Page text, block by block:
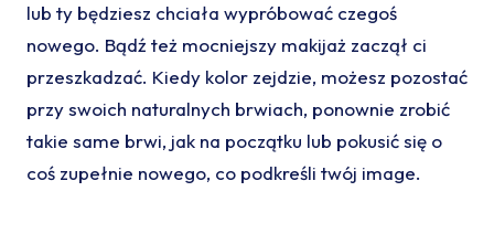
lub ty będziesz chciała wypróbować czegoś
nowego. Bądź też mocniejszy makijaż zaczął ci
przeszkadzać. Kiedy kolor zejdzie, możesz pozostać
przy swoich naturalnych brwiach, ponownie zrobić
takie same brwi, jak na początku lub pokusić się o
coś zupełnie nowego, co podkreśli twój image.